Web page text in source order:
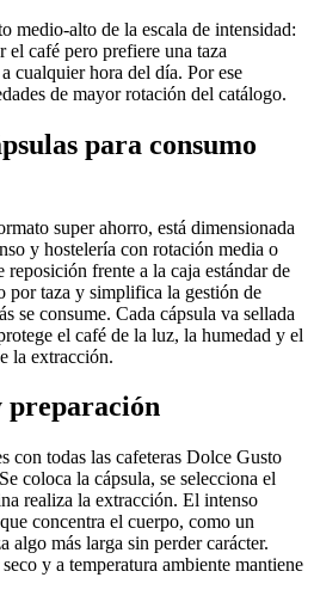
medio-alto de la escala de intensidad:
el café pero prefiere una taza
cualquier hora del día. Por ese
de mayor rotación del catálogo.
para consumo
super ahorro, está dimensionada
y hostelería con rotación media o
reposición frente a la caja estándar de
por taza y simplifica la gestión de
se consume. Cada cápsula va sellada
el café de la luz, la humedad y el
la extracción.
preparación
con todas las cafeteras Dolce Gusto
coloca la cápsula, se selecciona el
realiza la extracción. El intenso
concentra el cuerpo, como un
algo más larga sin perder carácter.
y a temperatura ambiente mantiene